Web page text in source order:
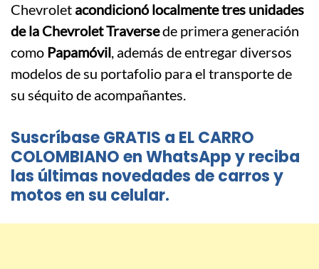
Chevrolet acondicionó localmente tres unidades
de la Chevrolet Traversede primera generación
como Papamóvil, además de entregar diversos
modelos de su portafolio para el transporte de
su séquito de acompañantes.
Suscríbase GRATIS a EL CARRO
COLOMBIANO en WhatsApp y reciba
las últimas novedades de carros y
motos en su celular.